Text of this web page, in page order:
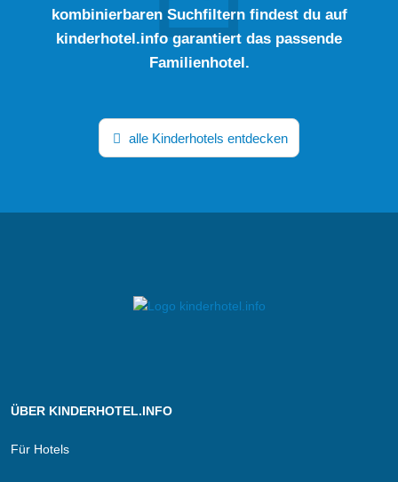
kombinierbaren Suchfiltern findest du auf
kinderhotel.info garantiert das passende
Familienhotel.
alle Kinderhotels entdecken
ÜBER KINDERHOTEL.INFO
Für Hotels